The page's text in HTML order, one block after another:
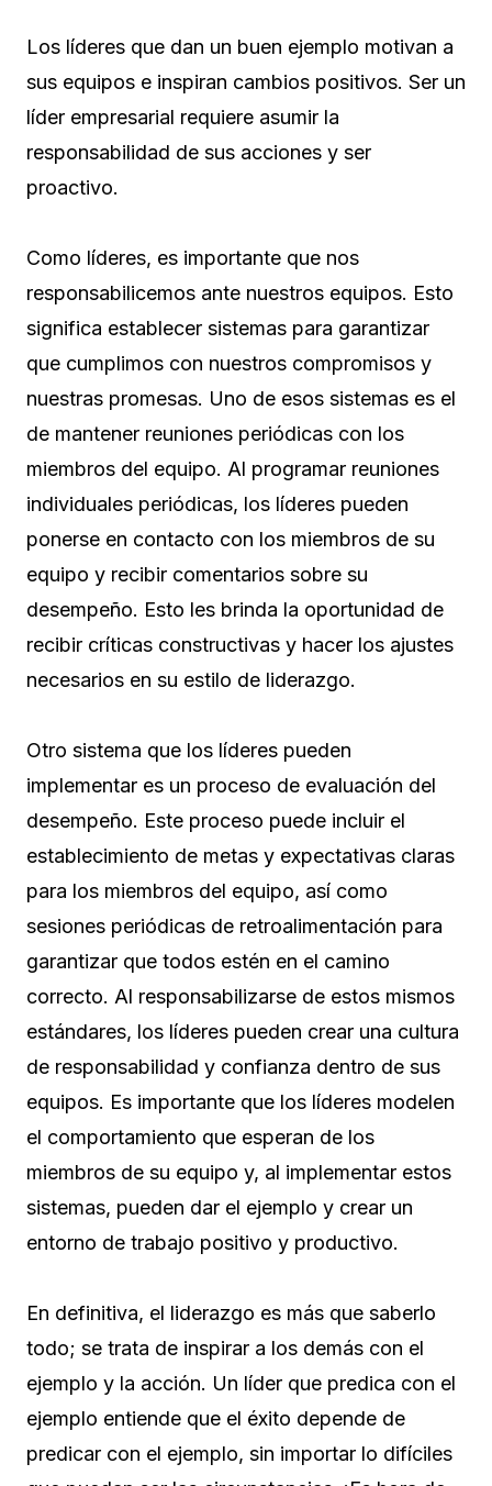
Los líderes que dan un buen ejemplo motivan a
sus equipos e inspiran cambios positivos. Ser un
líder empresarial requiere asumir la
responsabilidad de sus acciones y ser
proactivo.
Como líderes, es importante que nos
responsabilicemos ante nuestros equipos. Esto
significa establecer sistemas para garantizar
que cumplimos con nuestros compromisos y
nuestras promesas. Uno de esos sistemas es el
de mantener reuniones periódicas con los
miembros del equipo. Al programar reuniones
individuales periódicas, los líderes pueden
ponerse en contacto con los miembros de su
equipo y recibir comentarios sobre su
desempeño. Esto les brinda la oportunidad de
recibir críticas constructivas y hacer los ajustes
necesarios en su estilo de liderazgo.
Otro sistema que los líderes pueden
implementar es un proceso de evaluación del
desempeño. Este proceso puede incluir el
establecimiento de metas y expectativas claras
para los miembros del equipo, así como
sesiones periódicas de retroalimentación para
garantizar que todos estén en el camino
correcto. Al responsabilizarse de estos mismos
estándares, los líderes pueden crear una cultura
de responsabilidad y confianza dentro de sus
equipos. Es importante que los líderes modelen
el comportamiento que esperan de los
miembros de su equipo y, al implementar estos
sistemas, pueden dar el ejemplo y crear un
entorno de trabajo positivo y productivo.
En definitiva, el liderazgo es más que saberlo
todo; se trata de inspirar a los demás con el
ejemplo y la acción. Un líder que predica con el
ejemplo entiende que el éxito depende de
predicar con el ejemplo, sin importar lo difíciles